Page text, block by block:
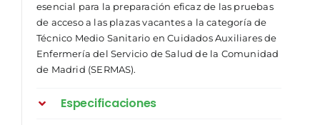
esencial para la preparación eficaz de las pruebas
de acceso a las plazas vacantes a la categoría de
Técnico Medio Sanitario en Cuidados Auxiliares de
Enfermería del Servicio de Salud de la Comunidad
de Madrid (SERMAS).
Especificaciones